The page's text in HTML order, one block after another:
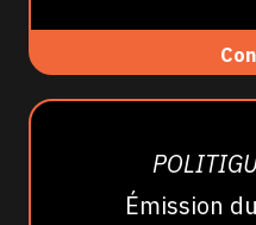
Émission